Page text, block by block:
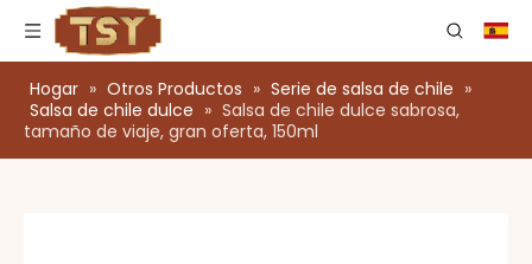
Hogar » Otros Productos » Serie de salsa de chile »
Salsa de chile dulce » Salsa de chile dulce sabrosa,
tamaño de viaje, gran oferta, 150ml